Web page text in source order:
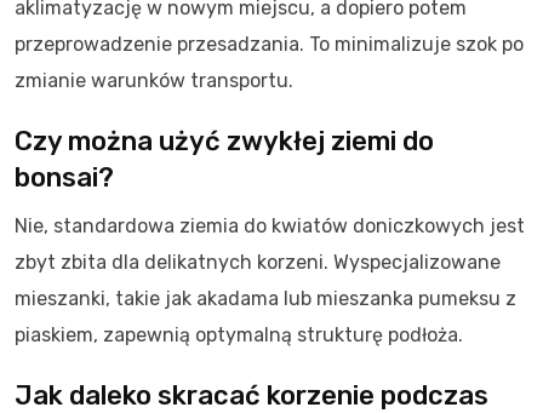
aklimatyzację w nowym miejscu, a dopiero potem
przeprowadzenie przesadzania. To minimalizuje szok po
zmianie warunków transportu.
Czy można użyć zwykłej ziemi do
bonsai?
Nie, standardowa ziemia do kwiatów doniczkowych jest
zbyt zbita dla delikatnych korzeni. Wyspecjalizowane
mieszanki, takie jak akadama lub mieszanka pumeksu z
piaskiem, zapewnią optymalną strukturę podłoża.
Jak daleko skracać korzenie podczas